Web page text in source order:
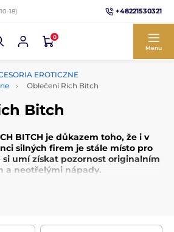
18) +48221530321
0
Menu
EROTICZNE
Oblečení Rich Bitch
Bitch
BITCHje důkazem toho, že i v
silných firem je stále místo pro
si umí získat pozornost originalním
a neotřelými nápady.